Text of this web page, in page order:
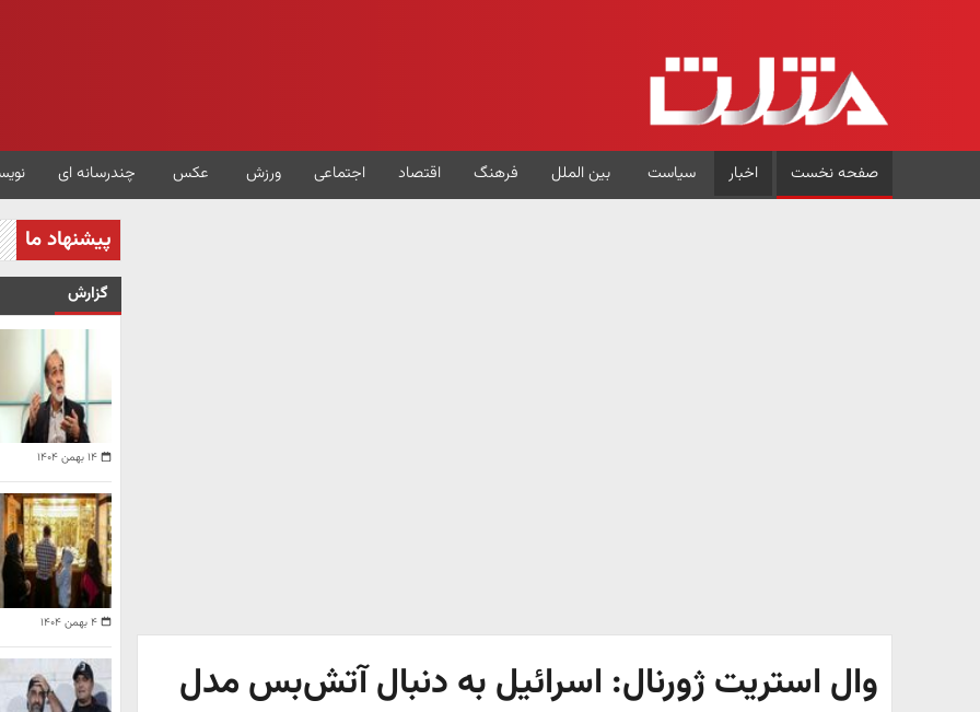
صفحه نخست اخبار سیاست بین الملل فرهنگ اقتصاد اجتماعی ورزش عکس چندرسانه ای
وال استریت ژورنال: اسرائیل به دنبال آتش‌بس مدل
پیشنهاد ما
گزارش
۱۴ بهمن ۱۴۰۴
۴ بهمن ۱۴۰۴